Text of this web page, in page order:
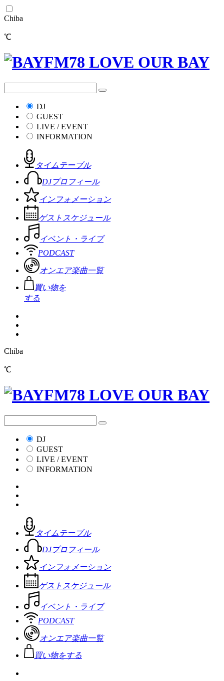
Chiba
℃
DJ
GUEST
LIVE / EVENT
INFORMATION
タイムテーブル
DJプロフィール
インフォメーション
ゲストスケジュール
イベント・ライブ
PODCAST
オンエア楽曲一覧
買い物を
する
Chiba
℃
DJ
GUEST
LIVE / EVENT
INFORMATION
タイムテーブル
DJプロフィール
インフォメーション
ゲストスケジュール
イベント・ライブ
PODCAST
オンエア楽曲一覧
買い物をする